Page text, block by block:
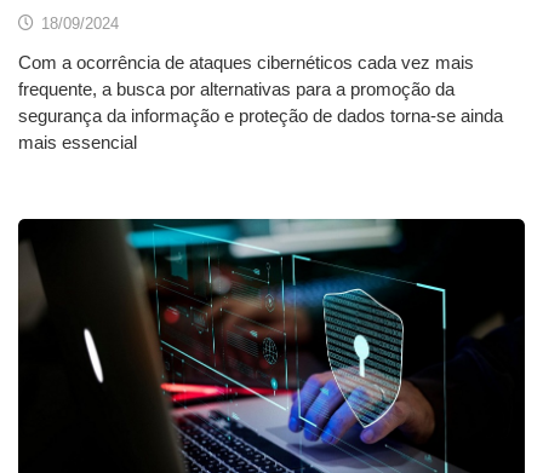
18/09/2024
Com a ocorrência de ataques cibernéticos cada vez mais
frequente, a busca por alternativas para a promoção da
segurança da informação e proteção de dados torna-se ainda
mais essencial